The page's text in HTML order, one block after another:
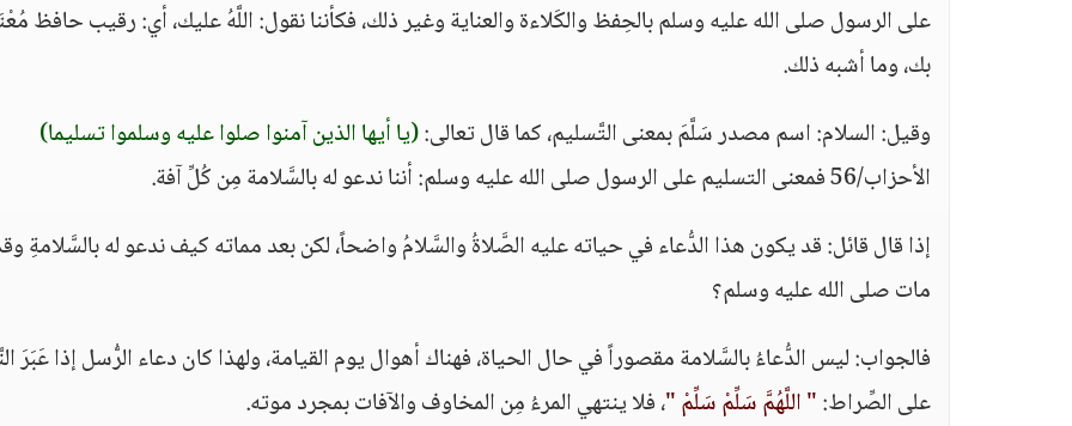
على الرسول صلى الله عليه وسلم بالحِفظ والكَلاءة والعناية وغير ذلك، فكأننا نقول: اللَّهُ عليك، أي: رقيب حافظ
بك، وما أشبه ذلك.
وقيل: السلام: اسم مصدر سَلَّمَ بمعنى التَّسليم، كما قال تعالى:(يا أيها الذين آمنوا صلوا عليه وسلموا تسليما)
الأحزاب/56 فمعنى التسليم على الرسول صلى الله عليه وسلم: أننا ندعو له بالسَّلامة مِن كُلِّ آفة.
إذا قال قائل: قد يكون هذا الدُّعاء في حياته عليه الصَّلاةُ والسَّلامُ واضحاً، لكن بعد مماته كيف ندعو له بالسَّلامةِ
مات صلى الله عليه وسلم؟
فالجواب: ليس الدُّعاءُ بالسَّلامة مقصوراً في حال الحياة، فهناك أهوال يوم القيامة، ولهذا كان دعاء الرُّسل إذا عَبَرَ
على الصِّراط:" اللَّهُمَّ سَلِّمْ سَلِّمْ "، فلا ينتهي المرءُ مِن المخاوف والآفات بمجرد موته.